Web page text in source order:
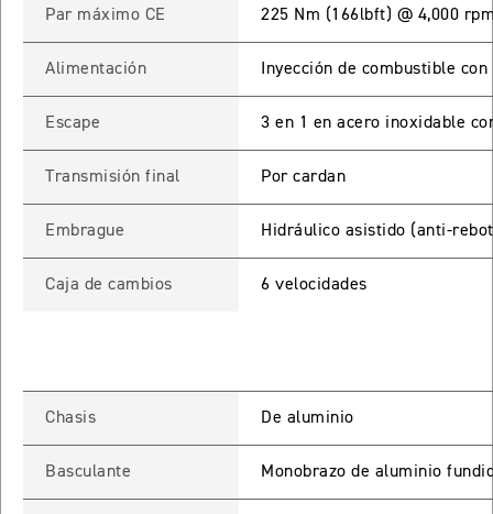
RX
Precio desde $15.890.000
MOTO2
STREET TRIPLE 765 MOTO2
Precio desde $17.490.000
Precio desde $20.090.000
ROCKET 3 STORM R
Par máximo CE 225 Nm (166lbft) @ 4,000
Alimentación Inyección de combustible
Escape 3 en 1 en acero inoxidable
Transmisión final Por cardan
Embrague Hidráulico asistido (anti-
Caja de cambios 6 velocidades
Chasis De aluminio
Basculante Monobrazo de aluminio